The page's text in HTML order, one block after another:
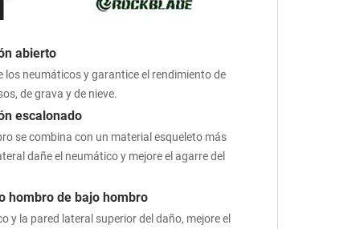
abierto
los neumáticos y garantice el rendimiento de
de grava y de nieve.
escalonado
se combina con un material esqueleto más
dañe el neumático y mejore el agarre del
hombro de bajo hombro
y la pared lateral superior del daño, mejore el